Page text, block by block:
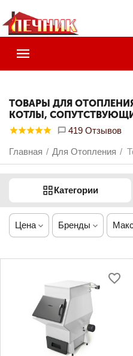
ТОВАРЫ ДЛЯ
КОТЛЫ,
419 Отзывов
Главная / Для Отопления /
Категории
Цена Бренды